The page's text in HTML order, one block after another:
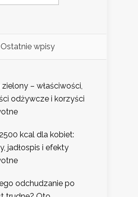
Ostatnie wpisy
– właściwości,
odżywcze i korzyści
kcal dla kobiet:
jadłospis i efekty
odchudzanie po